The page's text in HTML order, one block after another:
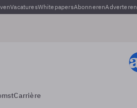
VacaturesWhitepapersAbonnerenAdverteren
Carrière